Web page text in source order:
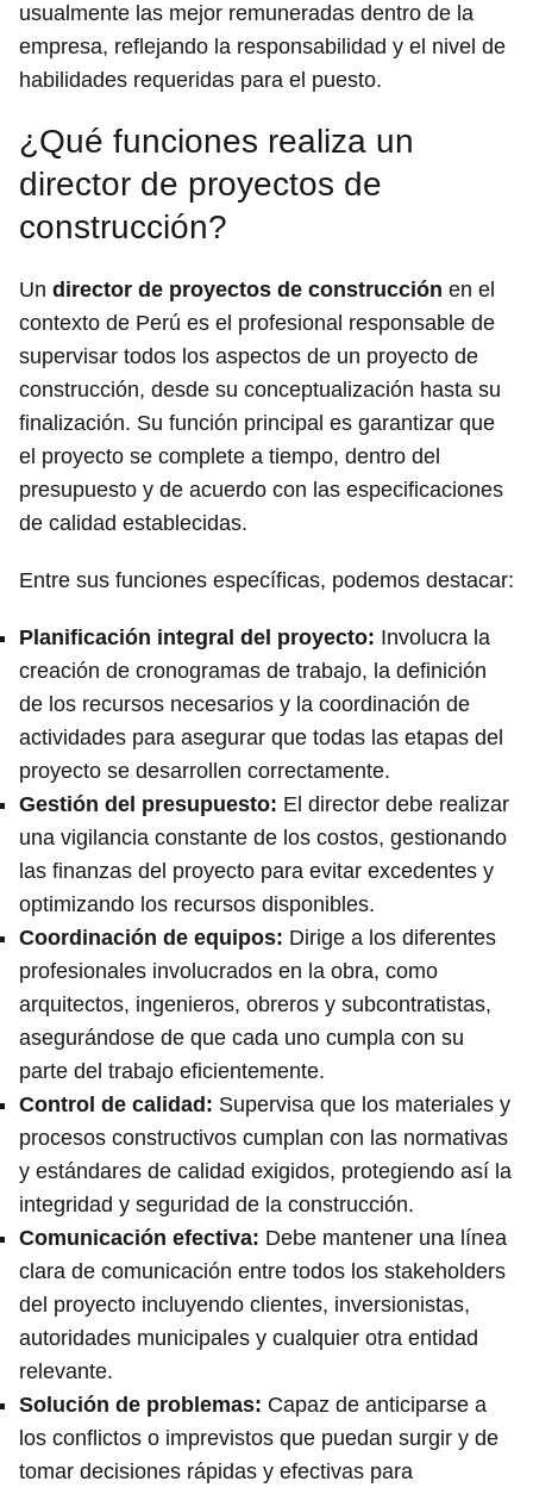
usualmente las mejor remuneradas dentro de la
empresa, reflejando la responsabilidad y el nivel de
habilidades requeridas para el puesto.
¿Qué funciones realiza un
director de proyectos de
construcción?
Un director de proyectos de construcción en el
contexto de Perú es el profesional responsable de
supervisar todos los aspectos de un proyecto de
construcción, desde su conceptualización hasta su
finalización. Su función principal es garantizar que
el proyecto se complete a tiempo, dentro del
presupuesto y de acuerdo con las especificaciones
de calidad establecidas.
Entre sus funciones específicas, podemos destacar:
Planificación integral del proyecto: Involucra la
creación de cronogramas de trabajo, la definición
de los recursos necesarios y la coordinación de
actividades para asegurar que todas las etapas del
proyecto se desarrollen correctamente.
Gestión del presupuesto: El director debe realizar
una vigilancia constante de los costos, gestionando
las finanzas del proyecto para evitar excedentes y
optimizando los recursos disponibles.
Coordinación de equipos: Dirige a los diferentes
profesionales involucrados en la obra, como
arquitectos, ingenieros, obreros y subcontratistas,
asegurándose de que cada uno cumpla con su
parte del trabajo eficientemente.
Control de calidad : Supervisa que los materiales y
procesos constructivos cumplan con las normativas
y estándares de calidad exigidos, protegiendo así la
integridad y seguridad de la construcción.
Comunicación efectiva: Debe mantener una línea
clara de comunicación entre todos los stakeholders
del proyecto incluyendo clientes, inversionistas,
autoridades municipales y cualquier otra entidad
relevante.
Solución de problemas: Capaz de anticiparse a
los conflictos o imprevistos que puedan surgir y de
tomar decisiones rápidas y efectivas para